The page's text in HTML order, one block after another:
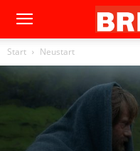
Start Neustart